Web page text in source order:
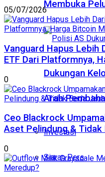
Membuka
Dukungan
Arah
Investasi
Siaran Pers
05/07/2026
Vanguard Hapus Lebih
ETF Dari Platformnya,
0
Ceo Blackrock
Aset Pelindung & Tidak
0